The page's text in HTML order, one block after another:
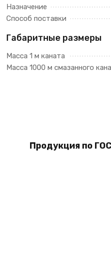
Назначение
Способ поставки
Габаритные размеры
Масса 1 м каната
Масса 1000 м смазанного
Продукция по